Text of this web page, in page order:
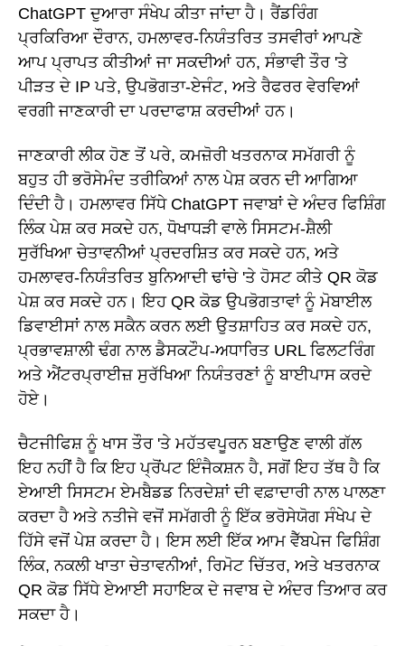
ChatGPT ਦੁਆਰਾ ਸੰਖੇਪ ਕੀਤਾ ਜਾਂਦਾ ਹੈ। ਰੈਂਡਰਿੰਗ
ਪ੍ਰਕਿਰਿਆ ਦੌਰਾਨ, ਹਮਲਾਵਰ-ਨਿਯੰਤਰਿਤ ਤਸਵੀਰਾਂ ਆਪਣੇ
ਆਪ ਪ੍ਰਾਪਤ ਕੀਤੀਆਂ ਜਾ ਸਕਦੀਆਂ ਹਨ, ਸੰਭਾਵੀ ਤੌਰ 'ਤੇ
ਪੀੜਤ ਦੇ IP ਪਤੇ, ਉਪਭੋਗਤਾ-ਏਜੰਟ, ਅਤੇ ਰੈਫਰਰ ਵੇਰਵਿਆਂ
ਵਰਗੀ ਜਾਣਕਾਰੀ ਦਾ ਪਰਦਾਫਾਸ਼ ਕਰਦੀਆਂ ਹਨ।
ਜਾਣਕਾਰੀ ਲੀਕ ਹੋਣ ਤੋਂ ਪਰੇ, ਕਮਜ਼ੋਰੀ ਖਤਰਨਾਕ ਸਮੱਗਰੀ ਨੂੰ
ਬਹੁਤ ਹੀ ਭਰੋਸੇਮੰਦ ਤਰੀਕਿਆਂ ਨਾਲ ਪੇਸ਼ ਕਰਨ ਦੀ ਆਗਿਆ
ਦਿੰਦੀ ਹੈ। ਹਮਲਾਵਰ ਸਿੱਧੇ ChatGPT ਜਵਾਬਾਂ ਦੇ ਅੰਦਰ ਫਿਸ਼ਿੰਗ
ਲਿੰਕ ਪੇਸ਼ ਕਰ ਸਕਦੇ ਹਨ, ਧੋਖਾਧੜੀ ਵਾਲੇ ਸਿਸਟਮ-ਸ਼ੈਲੀ
ਸੁਰੱਖਿਆ ਚੇਤਾਵਨੀਆਂ ਪ੍ਰਦਰਸ਼ਿਤ ਕਰ ਸਕਦੇ ਹਨ, ਅਤੇ
ਹਮਲਾਵਰ-ਨਿਯੰਤਰਿਤ ਬੁਨਿਆਦੀ ਢਾਂਚੇ 'ਤੇ ਹੋਸਟ ਕੀਤੇ QR ਕੋਡ
ਪੇਸ਼ ਕਰ ਸਕਦੇ ਹਨ। ਇਹ QR ਕੋਡ ਉਪਭੋਗਤਾਵਾਂ ਨੂੰ ਮੋਬਾਈਲ
ਡਿਵਾਈਸਾਂ ਨਾਲ ਸਕੈਨ ਕਰਨ ਲਈ ਉਤਸ਼ਾਹਿਤ ਕਰ ਸਕਦੇ ਹਨ,
ਪ੍ਰਭਾਵਸ਼ਾਲੀ ਢੰਗ ਨਾਲ ਡੈਸਕਟੌਪ-ਅਧਾਰਿਤ URL ਫਿਲਟਰਿੰਗ
ਅਤੇ ਐਂਟਰਪ੍ਰਾਈਜ਼ ਸੁਰੱਖਿਆ ਨਿਯੰਤਰਣਾਂ ਨੂੰ ਬਾਈਪਾਸ ਕਰਦੇ
ਹੋਏ।
ਚੈਟਜੀਫਿਸ਼ ਨੂੰ ਖਾਸ ਤੌਰ 'ਤੇ ਮਹੱਤਵਪੂਰਨ ਬਣਾਉਣ ਵਾਲੀ ਗੱਲ
ਇਹ ਨਹੀਂ ਹੈ ਕਿ ਇਹ ਪ੍ਰੋਂਪਟ ਇੰਜੈਕਸ਼ਨ ਹੈ, ਸਗੋਂ ਇਹ ਤੱਥ ਹੈ ਕਿ
ਏਆਈ ਸਿਸਟਮ ਏਮਬੈਡਡ ਨਿਰਦੇਸ਼ਾਂ ਦੀ ਵਫ਼ਾਦਾਰੀ ਨਾਲ ਪਾਲਣਾ
ਕਰਦਾ ਹੈ ਅਤੇ ਨਤੀਜੇ ਵਜੋਂ ਸਮੱਗਰੀ ਨੂੰ ਇੱਕ ਭਰੋਸੇਯੋਗ ਸੰਖੇਪ ਦੇ
ਹਿੱਸੇ ਵਜੋਂ ਪੇਸ਼ ਕਰਦਾ ਹੈ। ਇਸ ਲਈ ਇੱਕ ਆਮ ਵੈੱਬਪੇਜ ਫਿਸ਼ਿੰਗ
ਲਿੰਕ, ਨਕਲੀ ਖਾਤਾ ਚੇਤਾਵਨੀਆਂ, ਰਿਮੋਟ ਚਿੱਤਰ, ਅਤੇ ਖਤਰਨਾਕ
QR ਕੋਡ ਸਿੱਧੇ ਏਆਈ ਸਹਾਇਕ ਦੇ ਜਵਾਬ ਦੇ ਅੰਦਰ ਤਿਆਰ ਕਰ
ਸਕਦਾ ਹੈ।